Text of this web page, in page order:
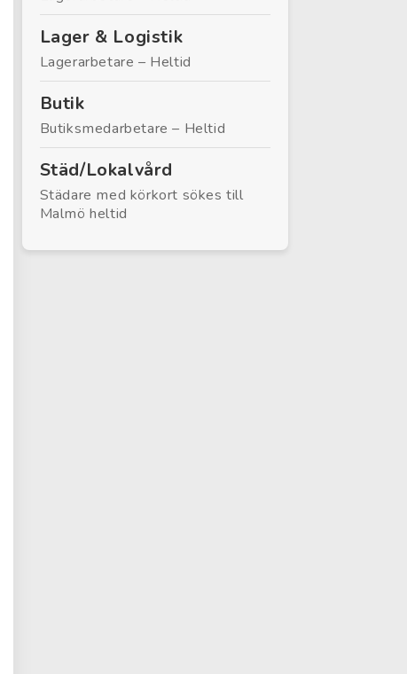
Lager & Logistik
Lagerarbetare – Heltid
Butik
Butiksmedarbetare – Heltid
Städ/Lokalvård
Städare med körkort sökes till
Malmö heltid